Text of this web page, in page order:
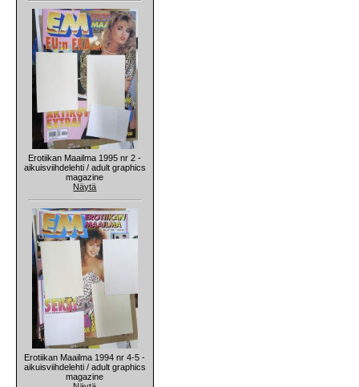
Erotiikan Maailma 1995 nr 2 -
aikuisviihdelehti / adult graphics
magazine
Näytä
Erotiikan Maailma 1994 nr 4-5 -
aikuisviihdelehti / adult graphics
magazine